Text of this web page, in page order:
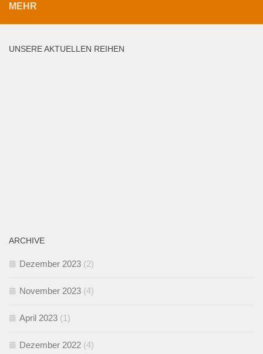
MEHR
UNSERE AKTUELLEN REIHEN
ARCHIVE
Dezember 2023 (2)
November 2023 (4)
April 2023 (1)
Dezember 2022 (4)